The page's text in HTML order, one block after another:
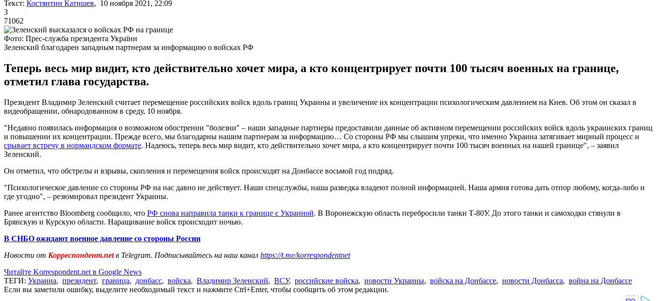
Текст: Костянтин Катишев, 10 ноября 2021, 22:09
3
71062
Фото: Прес-служба президента України
Зеленский благодарен западным партнерам за информацию о войсках РФ
Теперь весь мир видит, кто действительно хочет мира, а кто концентрирует почти 100 тысяч военных на границе,
отметил глава государства.
Президент Владимир Зеленский считает перемещение российских войск вдоль границ Украины и увеличение их концентрации психологическим давлением на Киев. Об этом он сказал в
видеобращении, обнародованном в среду, 10 ноября.
"Недавно появилась информация о возможном обострении "болезни" – наши западные партнеры предоставили данные об активном перемещении российских войск вдоль украинских границ
и повышении их концентрации. Прежде всего, мы благодарны нашим партнерам за информацию… Со стороны РФ мы слышим упреки, что именно Украина затягивает мирный процесс и
срывает встречу в нормандском формате. Надеюсь, теперь весь мир видит, кто действительно хочет мира, а кто концентрирует почти 100 тысяч военных на нашей границе", – заявил
Зеленский.
Он отметил, что обстрелы и взрывы, скопления и перемещения войск происходят на Донбассе восьмой год подряд.
"Психологическое давление со стороны РФ на нас давно не действует. Наши спецслужбы, наша разведка владеют полной информацией. Наша армия готова дать отпор любому, когда-либо и
где угодно", – резюмировал президент Украины.
Ранее агентство Bloomberg сообщило, что РФ снова направила танки к границе с Украиной. В Воронежскую область перебросили танки Т-80У. До этого танки и самоходки стянули в
Брянскую и Курскую области. Наращивание войск происходит ночью.
В СНБО ожидают военное давление со стороны России
Новости от Корреспондент.netв Telegram. Подписывайтесь на наш канал https://t.me/korrespondentnet
Читайте Korrespondent.net в Google News
ТЕГИ: Украина, президент, граница, донбасс, войска, Владимир Зеленский, ВСУ, российские войска, новости Украины, войска на Донбассе, новости Донбасса, война на Донбассе
Если вы заметили ошибку, выделите необходимый текст и нажмите Ctrl+Enter, чтобы сообщить об этом редакции.